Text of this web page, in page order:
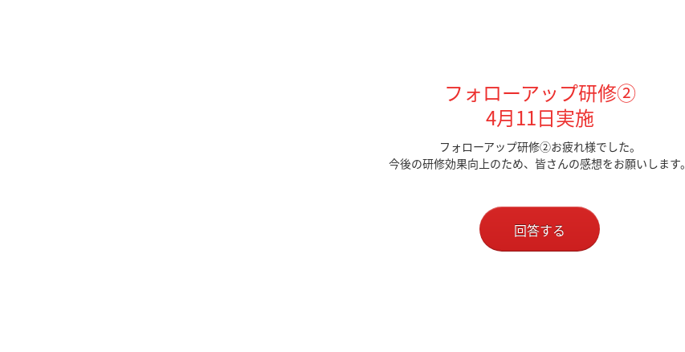
フォローアップ研修②
4月11日実施
フォローアップ研修②お疲れ様でした。
今後の研修効果向上のため、皆さんの感想をお願いします。
回答する